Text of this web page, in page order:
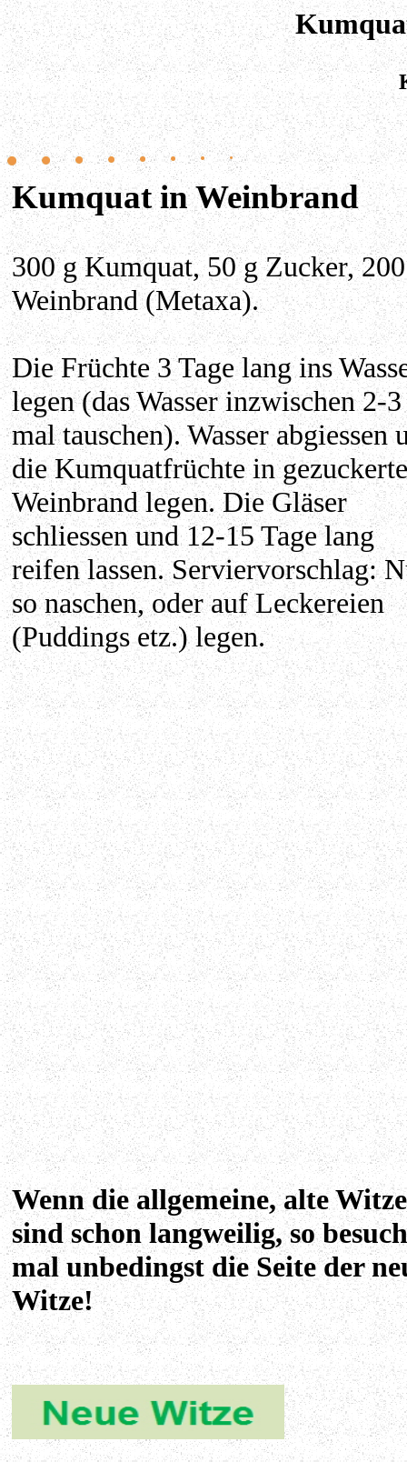
Kumquat in Weinbrand
300 g Kumquat, 50 g Zucker,
Weinbrand (Metaxa).
Die Früchte 3 Tage lang ins
legen (das Wasser inzwischen 2-3
mal tauschen). Wasser abgiessen
die Kumquatfrüchte in
Weinbrand legen. Die Gläser
schliessen und 12-15 Tage lang
reifen lassen. Serviervorschlag:
so naschen, oder auf Leckereien
(Puddings etz.) legen.
Wenn die allgemeine, alte Witze
sind schon langweilig, so besuch
mal unbedingst die Seite der
Witze!